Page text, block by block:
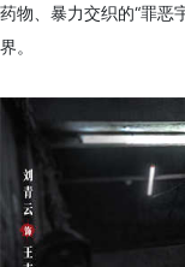
药物、暴力交织的“罪恶
界。